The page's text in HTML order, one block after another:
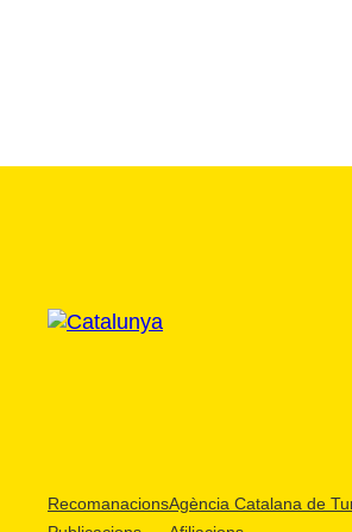
RecomanacionsAgència Catalana de